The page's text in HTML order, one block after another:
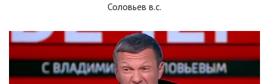
Соловьев в.с.